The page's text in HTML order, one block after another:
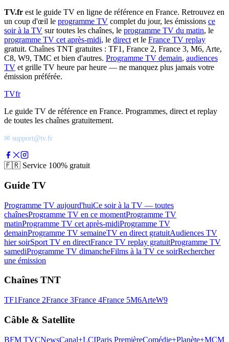
TV.fr est le guide TV en ligne de référence en France. Retrouvez en
un coup d'œil le programme TV complet du jour, les émissions ce
soir à la TV sur toutes les chaînes, le programme TV du matin, le
programme TV cet après-midi, le direct et le France TV replay
gratuit. Chaînes TNT gratuites : TF1, France 2, France 3, M6, Arte,
C8, W9, TMC et bien d'autres. Programme TV demain, audiences
TV et grille TV heure par heure — ne manquez plus jamais votre
émission préférée.
TVfr
Le guide TV de référence en France. Programmes, direct et replay
de toutes les chaînes gratuitement.
✉ support@tv.fr
🇫🇷 Service 100% gratuit
Guide TV
Programme TV aujourd'huiCe soir à la TV — toutes
chaînesProgramme TV en ce momentProgramme TV
matinProgramme TV cet après-midiProgramme TV
demainProgramme TV semaineTV en direct gratuitAudiences TV
hier soirSport TV en directFrance TV replay gratuitProgramme TV
samediProgramme TV dimancheFilms à la TV ce soirRechercher
une émission
Chaînes TNT
TF1France 2France 3France 4France 5M6ArteW9
Câble & Satellite
BFM TVCNewsCanal+LCIParis PremièreComédie+Planète+MCM